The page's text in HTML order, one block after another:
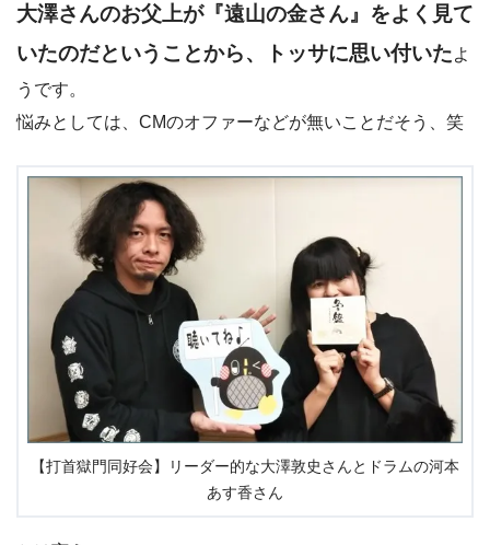
大澤さんのお父上が『遠山の金さん』をよく見て
いたのだということから、トッサに思い付いたよ
うです。
悩みとしては、CMのオファーなどが無いことだそう、笑
【打首獄門同好会】リーダー的な大澤敦史さんとドラムの河本
あす香さん